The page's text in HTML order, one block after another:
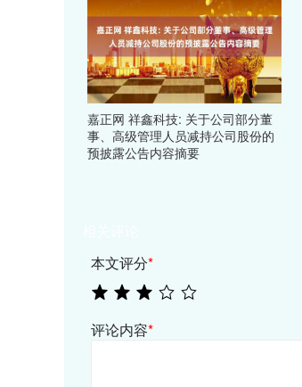
嘉正网 祥鑫科技: 关于公司部分董
事、高级管理人员减持公司股份的
预披露公告内容摘要
本文评分*
评论内容*